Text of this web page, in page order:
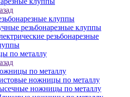
клуппы
резьбонарезные клуппы
резьбонарезные
по металлу
по металлу
ножницы по металлу
ножницы по металлу